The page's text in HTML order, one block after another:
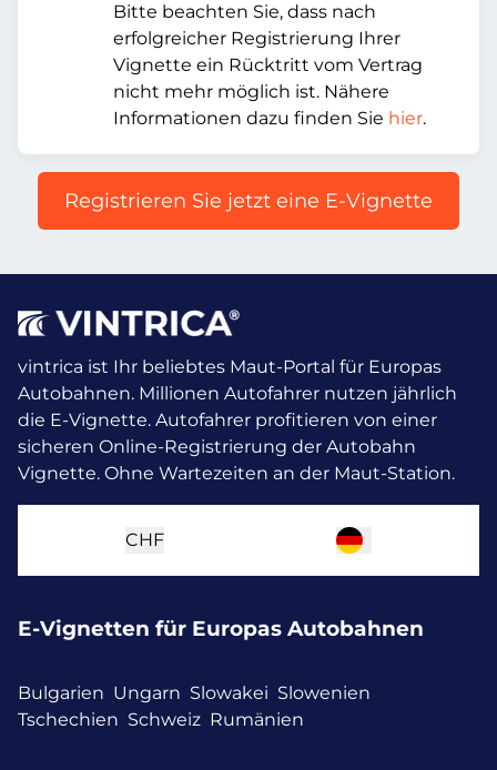
Bitte beachten Sie, dass nach
erfolgreicher Registrierung Ihrer
Vignette ein Rücktritt vom Vertrag
nicht mehr möglich ist. Nähere
Informationen dazu finden Sie hier.
Registrieren Sie jetzt eine E-Vignette
vintrica ist Ihr beliebtes Maut-Portal für Europas
Autobahnen. Millionen Autofahrer nutzen jährlich
die E-Vignette. Autofahrer profitieren von einer
sicheren Online-Registrierung der Autobahn
Vignette. Ohne Wartezeiten an der Maut-Station.
CHF
E-Vignetten für Europas Autobahnen
Bulgarien Ungarn Slowakei Slowenien
Tschechien Schweiz Rumänien